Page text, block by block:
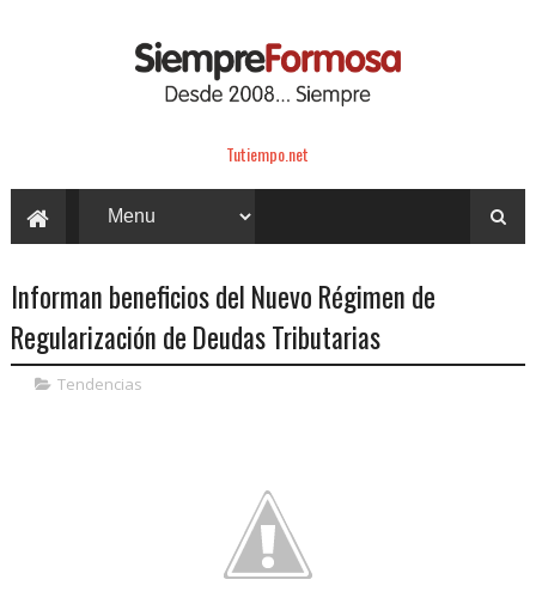
Tutiempo.net
Informan beneficios del Nuevo Régimen de
Regularización de Deudas Tributarias
Tendencias